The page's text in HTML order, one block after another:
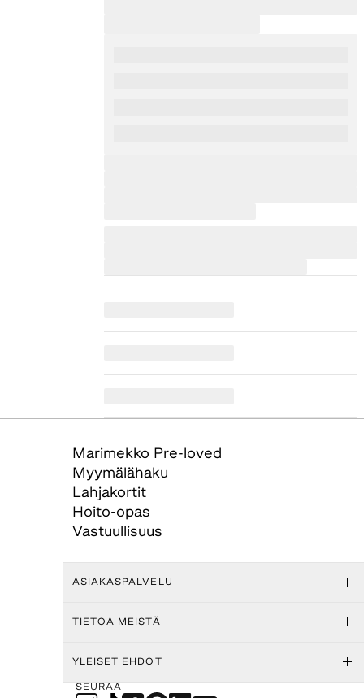
Marimekko Pre-loved
Myymälähaku
Lahjakortit
Hoito-opas
Vastuullisuus
ASIAKASPALVELU
TIETOA MEISTÄ
YLEISET EHDOT
SEURAA